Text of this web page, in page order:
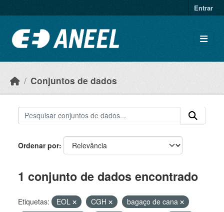
Entrar
Conjuntos de dados
Ordenar por
1 conjunto de dados encontrado
Etiquetas: EOL CGH
bagaço de cana